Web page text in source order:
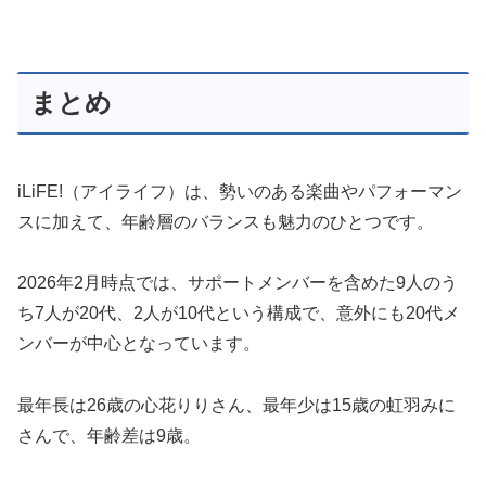
まとめ
iLiFE!（アイライフ）は、勢いのある楽曲やパフォーマン
スに加えて、年齢層のバランスも魅力のひとつです。
2026年2月時点では、サポートメンバーを含めた9人のう
ち7人が20代、2人が10代という構成で、意外にも20代メ
ンバーが中心となっています。
最年長は26歳の心花りりさん、最年少は15歳の虹羽みに
さんで、年齢差は9歳。